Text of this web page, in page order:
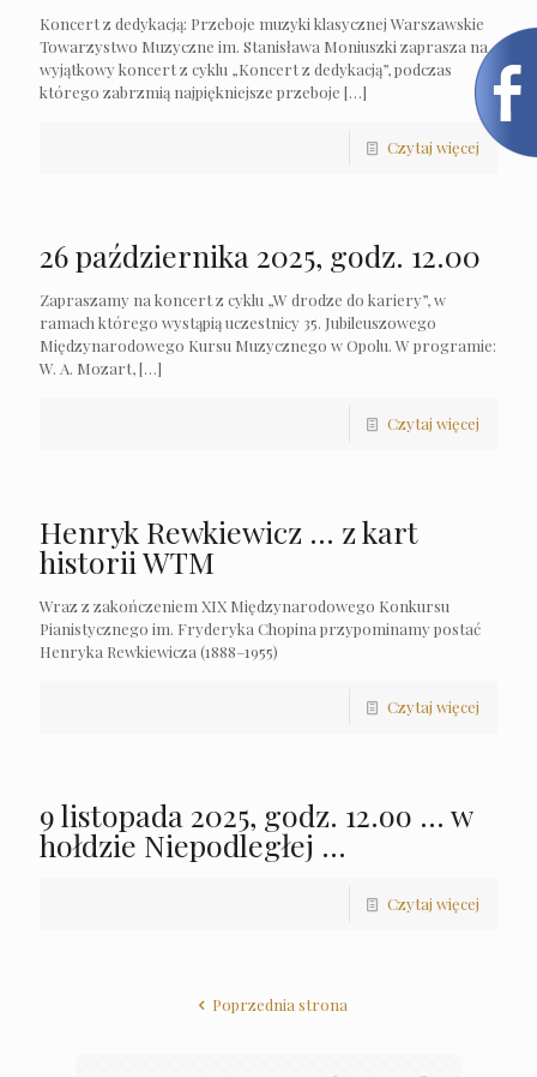
Koncert z dedykacją: Przeboje muzyki klasycznej Warszawskie
Towarzystwo Muzyczne im. Stanisława Moniuszki zaprasza na
wyjątkowy koncert z cyklu „Koncert z dedykacją”, podczas
którego zabrzmią najpiękniejsze przeboje […]
Czytaj więcej
26 października 2025, godz. 12.00
Zapraszamy na koncert z cyklu „W drodze do kariery”, w
ramach którego wystąpią uczestnicy 35. Jubileuszowego
Międzynarodowego Kursu Muzycznego w Opolu. W programie:
W. A. Mozart,[…]
Czytaj więcej
Henryk Rewkiewicz … z kart
historii WTM
Wraz z zakończeniem XIX Międzynarodowego Konkursu
Pianistycznego im. Fryderyka Chopina przypominamy postać
Henryka Rewkiewicza (1888–1955)
Czytaj więcej
9 listopada 2025, godz. 12.oo … w
hołdzie Niepodległej …
Czytaj więcej
Poprzednia strona